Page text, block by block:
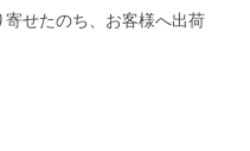
せたのち、お客様へ出荷